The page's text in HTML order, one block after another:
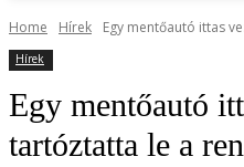
Home Hírek Egy mentőautó ittas
Hírek
Egy mentőautó
tartóztatta le a